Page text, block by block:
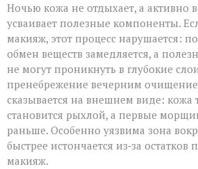
Ночью кожа не отдыхает, а активно
усваивает полезные компоненты.
макияж, этот процесс нарушается:
обмен веществ замедляется, а
не могут проникнуть в глубокие
пренебрежение вечерним
сказывается на внешнем виде: кожа
становится рыхлой, а первые
раньше. Особенно уязвима зона
быстрее истончается из‑за
макияж.